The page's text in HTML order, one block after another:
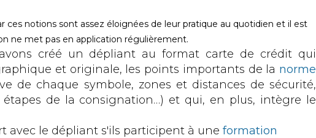
ces notions sont assez éloignées de leur pratique au quotidien et il est
ne met pas en application régulièrement.
créé un dépliant au format carte de crédit qui
et originale, les points importants de la norme
de chaque symbole, zones et distances de sécurité,
de la consignation…) et qui, en plus, intègre le
avec le dépliant s'ils participent à une formation